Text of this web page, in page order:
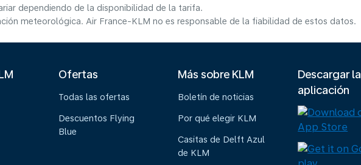
dependiendo de la disponibilidad de la tarifa.
meteorológica. Air France-KLM no es responsable de la fiabilidad de estos datos.
Ofertas
Todas las ofertas
Descuentos Flying
Blue
Más sobre KLM
Boletín de noticias
Por qué elegir KLM
Casitas de Delft Azul
de KLM
Descargar la
aplicación